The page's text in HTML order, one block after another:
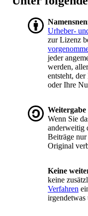
Urheber-
zur Lizenz
jeder
werden,
entsteht,
oder Ihre
Wenn Sie
anderweitig
Beiträge
Original
Keine
keine
Verfahren
irgendetwas